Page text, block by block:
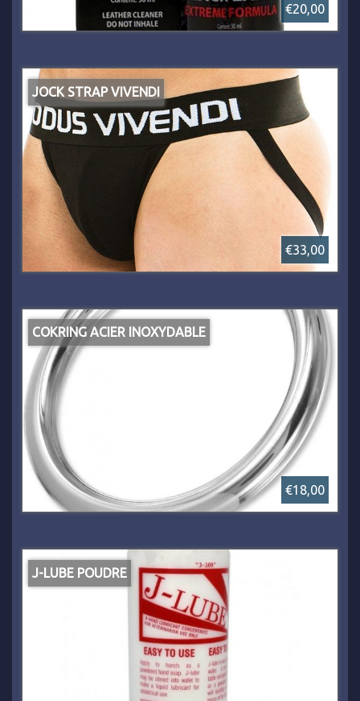
€20,00
JOCK STRAP VIVENDI
€33,00
COKRING ACIER INOXYDABLE
€18,00
J-LUBE POUDRE